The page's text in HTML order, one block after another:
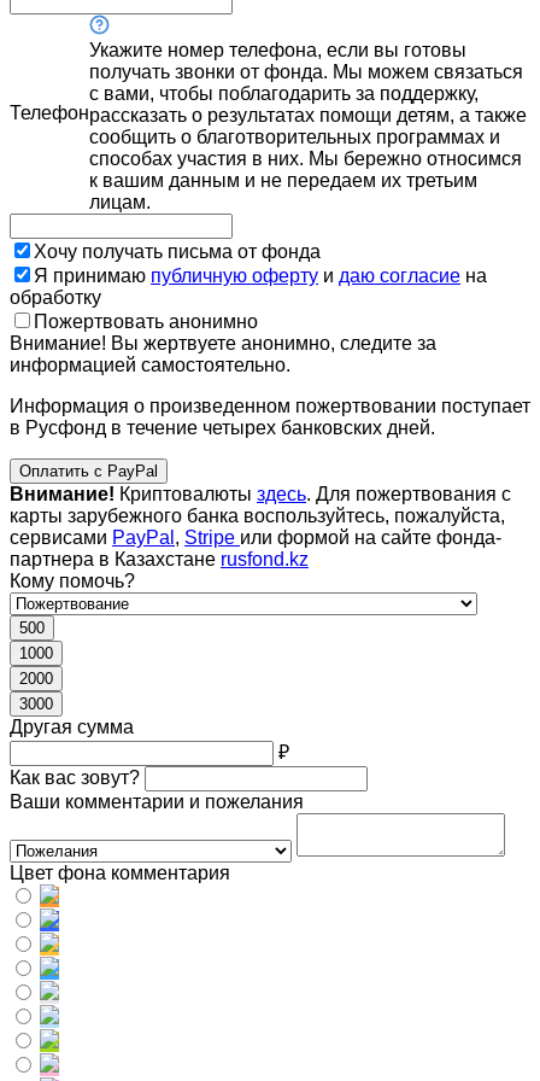
Телефон
Укажите номер телефона, если вы готовы
получать звонки от фонда. Мы можем связаться
с вами, чтобы поблагодарить за поддержку,
рассказать о результатах помощи детям, а также
сообщить о благотворительных программах и
способах участия в них. Мы бережно относимся
к вашим данным и не передаем их третьим
лицам.
Хочу получать письма от фонда
Я принимаю публичную оферту и даю согласие на
обработку
Пожертвовать анонимно
Внимание! Вы жертвуете анонимно, следите за
информацией самостоятельно.
Информация о произведенном пожертвовании поступает
в Русфонд в течение четырех банковских дней.
Оплатить с PayPal
Внимание! Криптовалюты здесь. Для пожертвования с
карты зарубежного банка воспользуйтесь, пожалуйста,
сервисами PayPal , Stripe или формой на сайте фонда-
партнера в Казахстане rusfond.kz
Кому помочь?
500
1000
2000
3000
Другая сумма
₽
Как вас зовут?
Ваши комментарии и пожелания
Цвет фона комментария